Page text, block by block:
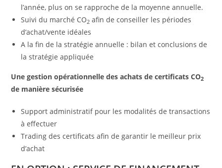
l’année, plus on se rapproche de la moyenne annuelle.
Suivi du marché CO2 afin de conseiller les périodes
d’achat/vente idéales
A la fin de la stratégie annuelle : bilan et conclusions de
la stratégie appliquée
Une gestion opérationnelle des achats de certificats CO2
de manière sécurisée
Support administratif pour les modalités de transactions
à effectuer
Trading des certificats afin de garantir le meilleur prix
d’achat